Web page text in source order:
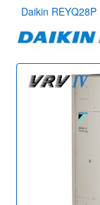
Daikin REYQ28P